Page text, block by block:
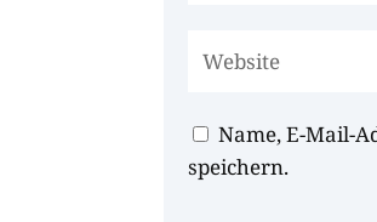
Name, E-Mail-
speichern.